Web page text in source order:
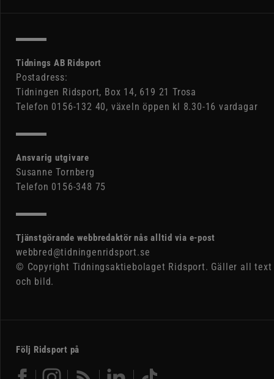
Tidnings AB Ridsport
Postadress:
Tidningen Ridsport, Box 14, 619 21 Trosa
Telefon 0156-132 40, växeln öppen kl 8.30-16 vardagar
Ansvarig utgivare
Susanne Tornberg
Telefon 0156-348 75
Tjänstgörande webbredaktör nås alltid via e-post
webbred@tidningenridsport.se
© Copyright Tidningsaktiebolaget Ridsport. Gäller all text
och bild.
Följ Ridsport på